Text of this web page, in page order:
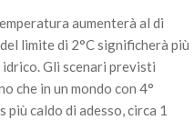
aumenterà al di
limite di 2°C significherà più
Gli scenari previsti
che in un mondo con 4°
più caldo di adesso, circa 1